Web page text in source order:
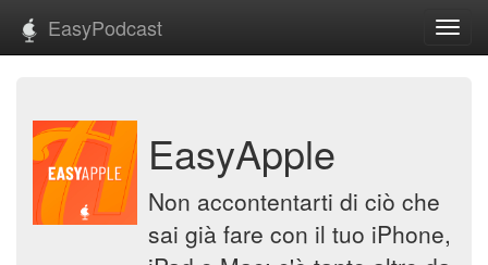
EasyPodcast
EasyApple
Non accontentarti di ciò che
sai già fare con il tuo iPhone,